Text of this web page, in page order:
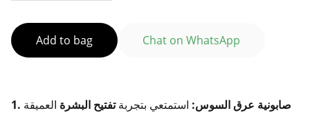
Add to bag Chat on WhatsApp
1. صابونية عرق السوس: استمتعي بتجربةتفتيح البشرة العميقة